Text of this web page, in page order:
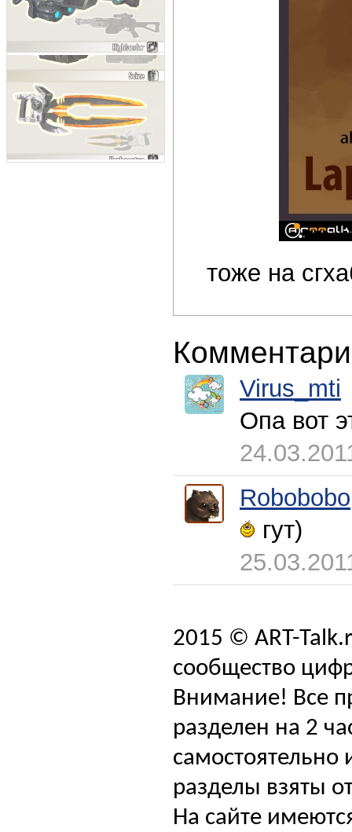
тоже на
Virus_mti
Опа вот
Robobobo
гут)
2015 © ART-
сообщество
Внимание! Все
разделен на 2
самостоятельно
разделы взяты
На сайте